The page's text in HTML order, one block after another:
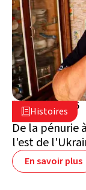
 Histoires
25 août 2025
Ukraine
De la pénurie
l'est de
En savoir plus